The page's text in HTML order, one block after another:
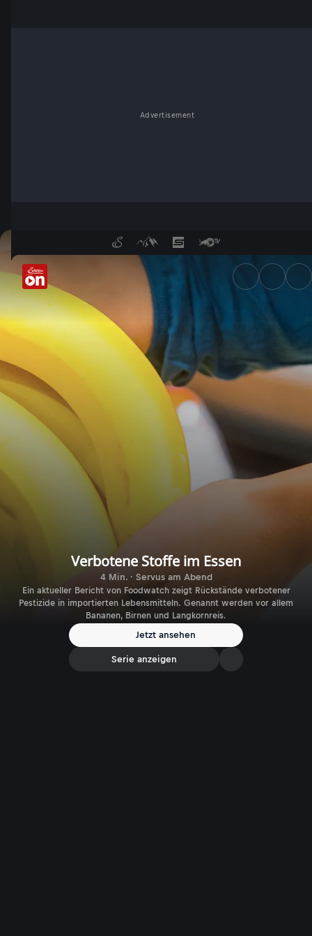
Advertisement
Verbotene Stoffe im Essen -
Verbotene Stoffe im Essen
4 Min. · Servus am Abend
Ein aktueller Bericht von Foodwatch zeigt Rückstände verbotener
Pestizide in importierten Lebensmitteln. Genannt werden vor allem
Bananen, Birnen und Langkornreis.
Jetzt ansehen
Serie anzeigen